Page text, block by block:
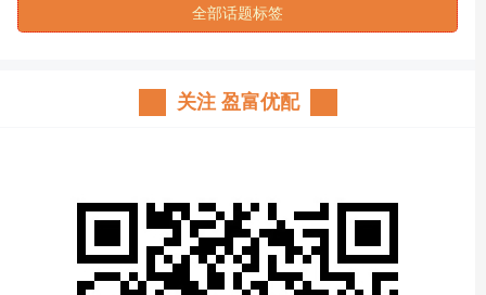
全部话题标签
关注 盈富优配